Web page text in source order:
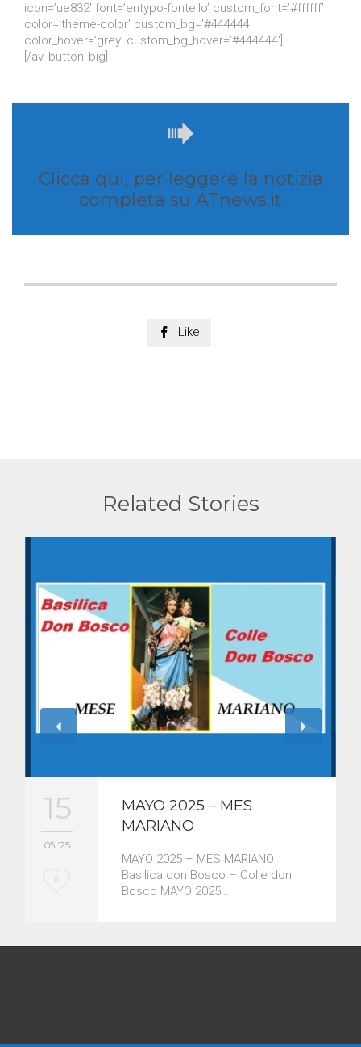
icon=’ue832′ font=’entypo-fontello’ custom_font=’#ffffff’
color=’theme-color’ custom_bg=’#444444′
color_hover=’grey’ custom_bg_hover=’#444444′]
[/av_button_big]

Clicca qui, per leggere la notizia
completa su ATnews.it
 Like
Related Stories
15
05 '25
L0
MAYO 2025 – MES
MARIANO
MAYO 2025 – MES MARIANO
Basilica don Bosco – Colle don
Bosco MAYO 2025…